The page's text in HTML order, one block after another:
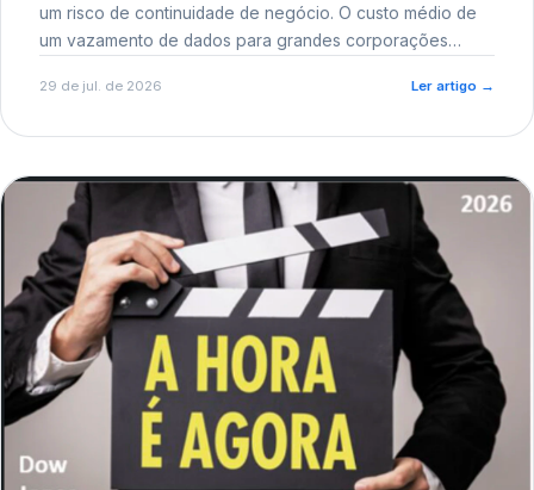
um risco de continuidade de negócio. O custo médio de
um vazamento de dados para grandes corporações
reputacional e o risco regulatório junto a órgãos como a
29 de jul. de 2026 Ler artigo →